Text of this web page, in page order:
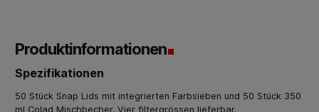
Produktinformationen
Spezifikationen
50 Stück Snap Lids mit integrierten Farbsieben und 50 Stück 350
ml Colad Mischbecher. Vier filtergrössen lieferbar.